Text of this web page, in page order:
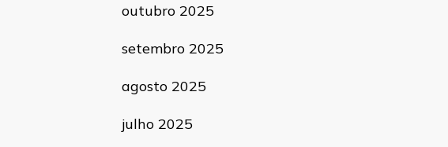
outubro 2025
setembro 2025
agosto 2025
julho 2025